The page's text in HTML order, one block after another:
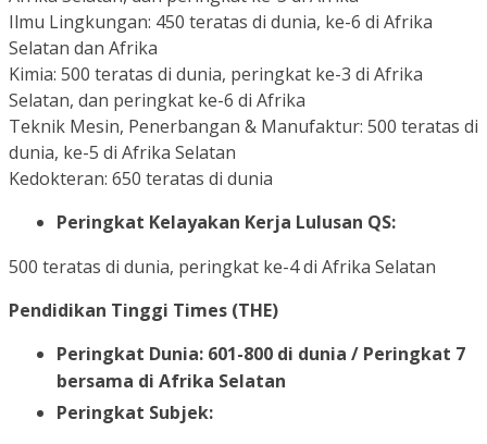
Ilmu Lingkungan: 450 teratas di dunia, ke-6 di Afrika
Selatan dan Afrika
Kimia: 500 teratas di dunia, peringkat ke-3 di Afrika
Selatan, dan peringkat ke-6 di Afrika
Teknik Mesin, Penerbangan & Manufaktur: 500 teratas di
dunia, ke-5 di Afrika Selatan
Kedokteran: 650 teratas di dunia
Peringkat Kelayakan Kerja Lulusan QS:
500 teratas di dunia, peringkat ke-4 di Afrika Selatan
Pendidikan Tinggi Times (THE)
Peringkat Dunia: 601-800 di dunia / Peringkat 7
bersama di Afrika Selatan
Peringkat Subjek: